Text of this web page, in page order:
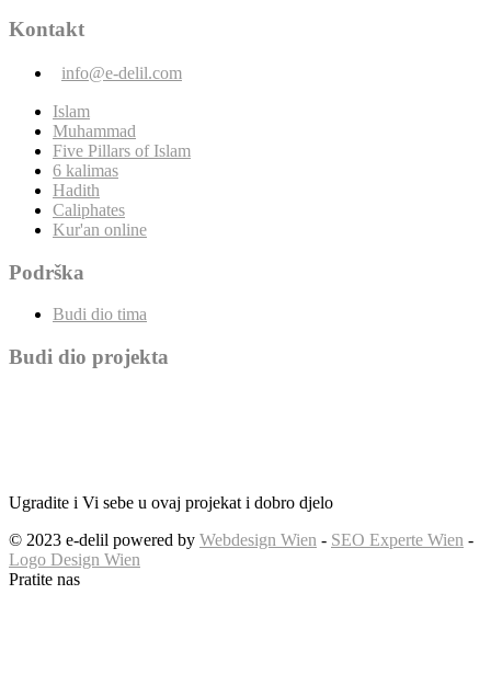
Kontakt
info@e-delil.com
Islam
Muhammad
Five Pillars of Islam
6 kalimas
Hadith
Caliphates
Kur'an online
Podrška
Budi dio tima
Budi dio projekta
Ugradite i Vi sebe u ovaj projekat i dobro djelo
© 2023 e-delil powered by Webdesign Wien - SEO Experte Wien -
Logo Design Wien
Pratite nas